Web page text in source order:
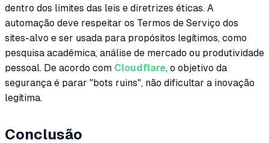
dentro dos limites das leis e diretrizes éticas. A
automação deve respeitar os Termos de Serviço dos
sites-alvo e ser usada para propósitos legítimos, como
pesquisa acadêmica, análise de mercado ou produtividade
pessoal. De acordo com Cloudflare, o objetivo da
segurança é parar "bots ruins", não dificultar a inovação
legítima.
Conclusão